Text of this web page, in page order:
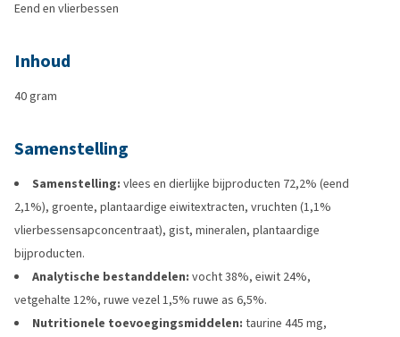
Eend en vlierbessen
Inhoud
40 gram
Samenstelling
Samenstelling: vlees en dierlijke bijproducten 72,2% (eend
2,1%), groente, plantaardige eiwitextracten, vruchten (1,1%
vlierbessensapconcentraat), gist, mineralen, plantaardige
bijproducten.
Analytische bestanddelen: vocht 38%, eiwit 24%,
vetgehalte 12%, ruwe vezel 1,5% ruwe as 6,5%.
Nutritionele toevoegingsmiddelen: taurine 445 mg,